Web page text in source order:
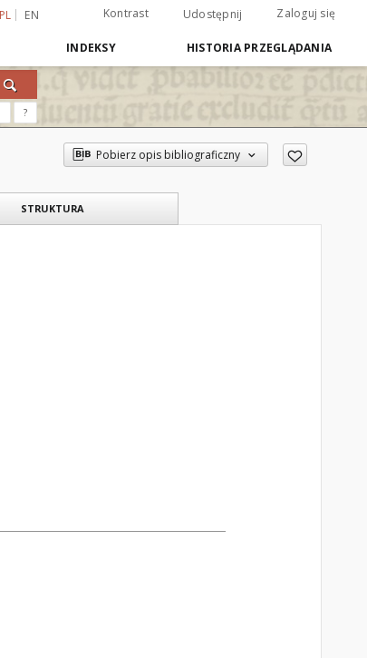
PL EN Kontrast Udostępnij Zaloguj się
INDEKSY HISTORIA PRZEGLĄDANIA
?
Pobierz opis bibliograficzny
STRUKTURA